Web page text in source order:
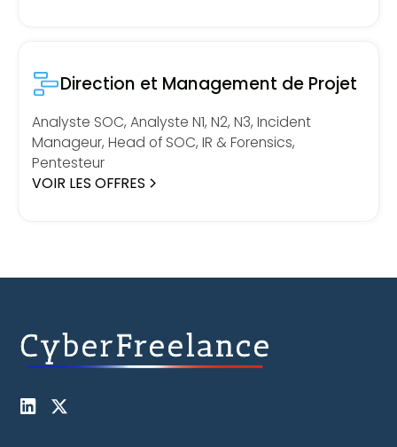
Direction et Management de Projet
Analyste SOC, Analyste N1, N2, N3, Incident
Manageur, Head of SOC, IR & Forensics,
Pentesteur
VOIR LES OFFRES